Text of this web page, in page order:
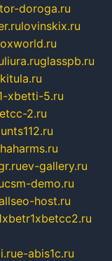
doroga.ru
lovinskix.ru
liura.ruglasspb.ru
xbetti-5.ru
2.ru
ev-gallery.ru
csm-demo.ru
host.ru
e-abis1c.ru